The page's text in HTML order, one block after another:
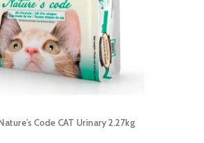
Code CAT Urinary 2.27kg